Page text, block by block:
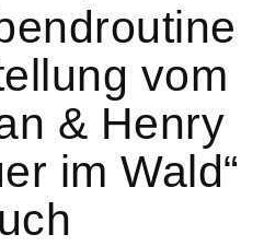
vom
& Henry
im Wald“